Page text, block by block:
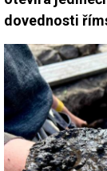
dovednosti